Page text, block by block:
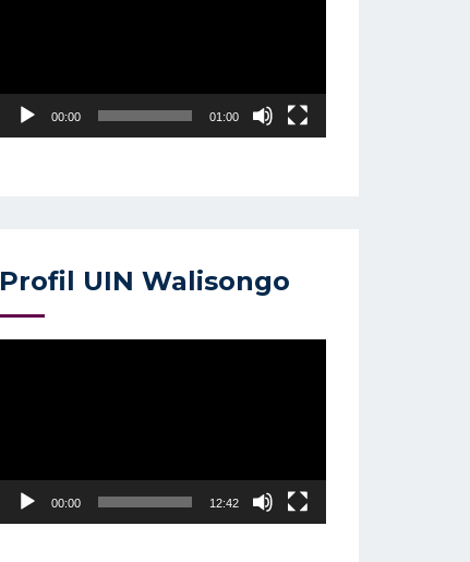
00:00 01:00
Profil UIN Walisongo
00:00 12:42